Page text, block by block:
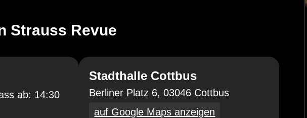
Strauss Revue
ab: 14:30
Stadthalle Cottbus
Berliner Platz 6, 03046 Cottbus
auf Google Maps anzeigen